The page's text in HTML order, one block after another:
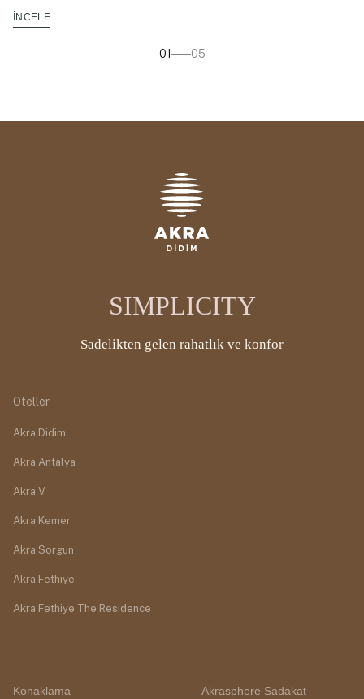
İNCELE
01 05
SIMPLICITY
Sadelikten gelen rahatlık ve konfor
Oteller
Akra Didim
Akra Antalya
Akra V
Akra Kemer
Akra Sorgun
Akra Fethiye
Akra Fethiye The Residence
Konaklama
Akrasphere Sadakat